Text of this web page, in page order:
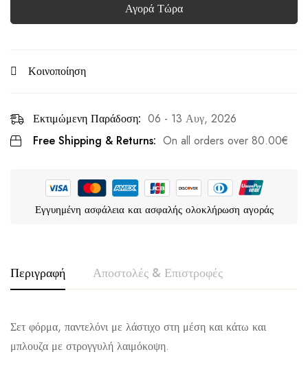
Αγορά Τώρα
Κοινοποίηση
Εκτιμώμενη Παράδοση: 06 - 13 Αυγ, 2026
Free Shipping & Returns: On all orders over 80.00€
Εγγυημένη ασφάλεια και ασφαλής ολοκλήρωση αγοράς
Περιγραφή Αποστολές & Επιστροφές
Σετ φόρμα, παντελόνι με λάστιχο στη μέση και κάτω και
μπλουζα με στρογγυλή λαιμόκοψη.